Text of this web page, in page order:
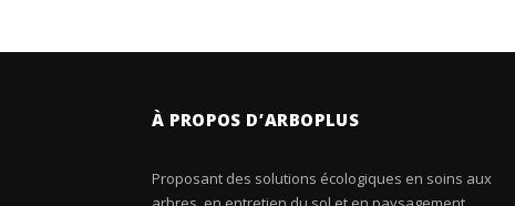
À PROPOS D’ARBOPLUS
Proposant des solutions écologiques en soins aux